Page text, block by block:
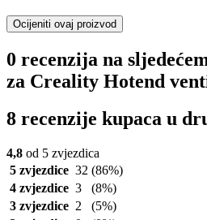
Ocijeniti ovaj proizvod
0 recenzija na
za Creality Hotend
8 recenzije kupaca u
4,8 od 5 zvjezdica
5 zvjezdice 32 (86%)
4 zvjezdice 3
(8%)
3 zvjezdice 2
(5%)